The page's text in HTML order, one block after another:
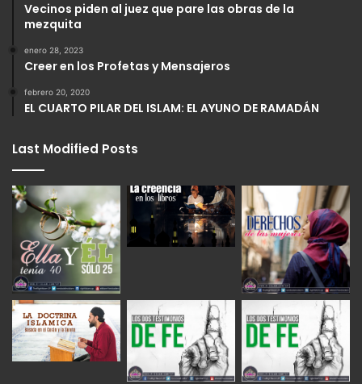
Vecinos piden al juez que pare las obras de la
mezquita
enero 28, 2023
Creer en los Profetas y Mensajeros
febrero 20, 2020
EL CUARTO PILAR DEL ISLAM: EL AYUNO DE RAMADÁN
Last Modified Posts